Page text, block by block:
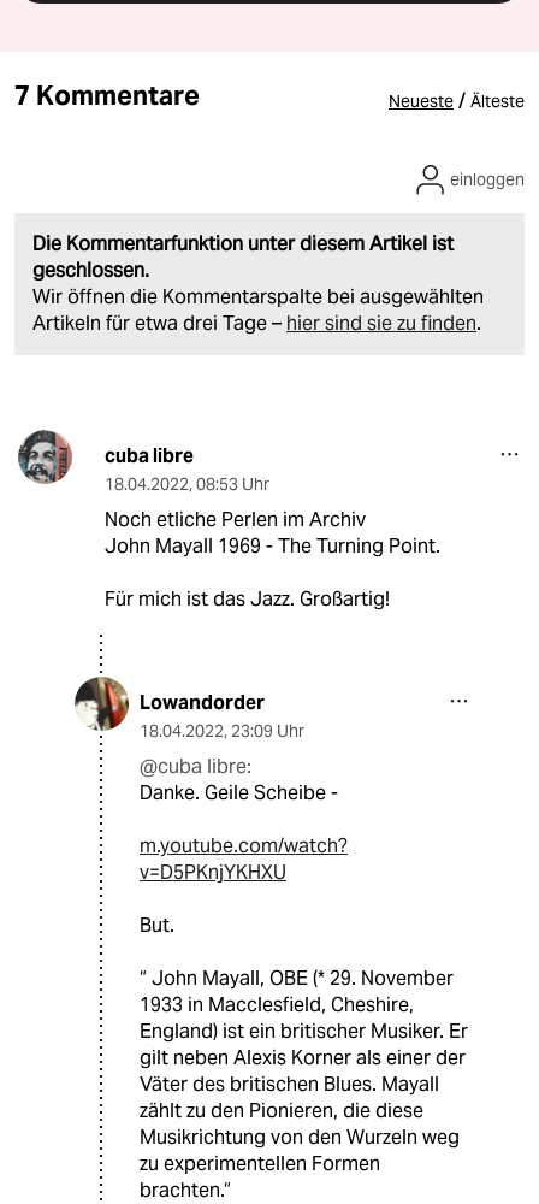
7 Kommentare Neueste / Älteste
Die Kommentarfunktion unter diesem Artikel ist
geschlossen.
Wir öffnen die Kommentarspalte bei ausgewählten
Artikeln für etwa drei Tage – hier sind sie zu finden.
einloggen
cuba libre
18.04.2022, 08:53 Uhr
Noch etliche Perlen im Archiv
John Mayall 1969 - The Turning Point.
Für mich ist das Jazz. Großartig!
Lowandorder
18.04.2022, 23:09 Uhr
@cuba libre:
Danke. Geile Scheibe -
m.youtube.com/watch?
v=D5PKnjYKHXU
But.
“ John Mayall, OBE (* 29. November
1933 in Macclesfield, Cheshire,
England) ist ein britischer Musiker. Er
gilt neben Alexis Korner als einer der
Väter des britischen Blues. Mayall
zählt zu den Pionieren, die diese
Musikrichtung von den Wurzeln weg
zu experimentellen Formen
brachten.“